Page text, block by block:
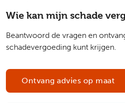
Wie kan mijn schade
Beantwoord de vragen en
schadevergoeding kunt krijgen.
Ontvang advies op maat